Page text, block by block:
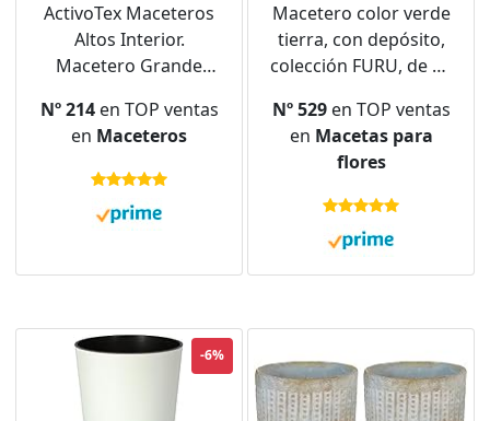
ActivoTex Maceteros
Altos Interior.
Macetero Grande
Exterior y Terraza. 30
cm (2 uds) Maceteros
Decorativos de
Maceteros Largos y
Nº 214en TOP ventas
en Maceteros
Macetero color verde
tierra, con depósito,
colección FURU, de 25
capacidad de 7,5 L.
Nº 529en TOP ventas
en Macetas para
flores
-6%